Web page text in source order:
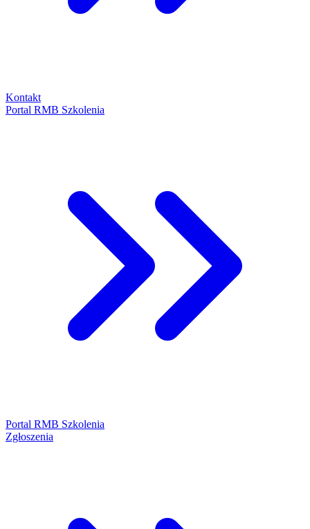
Kontakt
Portal RMB Szkolenia
Portal RMB Szkolenia
Zgłoszenia